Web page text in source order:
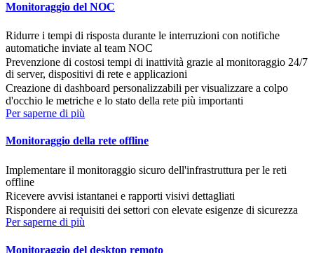
Monitoraggio del NOC
Ridurre i tempi di risposta durante le interruzioni con notifiche
automatiche inviate al team NOC
Prevenzione di costosi tempi di inattività grazie al monitoraggio 24/7
di server, dispositivi di rete e applicazioni
Creazione di dashboard personalizzabili per visualizzare a colpo
d'occhio le metriche e lo stato della rete più importanti
Per saperne di più
Monitoraggio della rete offline
Implementare il monitoraggio sicuro dell'infrastruttura per le reti
offline
Ricevere avvisi istantanei e rapporti visivi dettagliati
Rispondere ai requisiti dei settori con elevate esigenze di sicurezza
Per saperne di più
Monitoraggio del desktop remoto